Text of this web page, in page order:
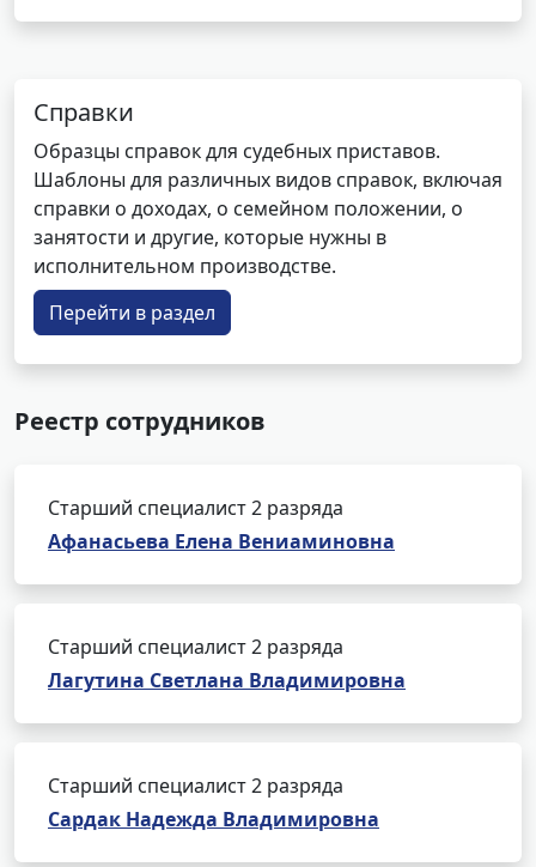
Справки
Образцы справок для судебных приставов.
Шаблоны для различных видов справок, включая
справки о доходах, о семейном положении, о
занятости и другие, которые нужны в
исполнительном производстве.
Перейти в раздел
Реестр сотрудников
Старший специалист 2 разряда
Афанасьева Елена Вениаминовна
Старший специалист 2 разряда
Лагутина Светлана Владимировна
Старший специалист 2 разряда
Сардак Надежда Владимировна